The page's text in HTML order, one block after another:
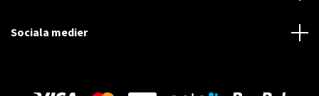
Sociala medier